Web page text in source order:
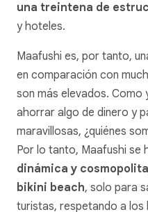
una treintena de
y hoteles.
Maafushi es, por tanto,
en comparación con
son más elevados. Como
ahorrar algo de dinero y
maravillosas, ¿quiénes
Por lo tanto, Maafushi se
dinámica y cosmopolita
bikini beach, solo para
turistas, respetando a los